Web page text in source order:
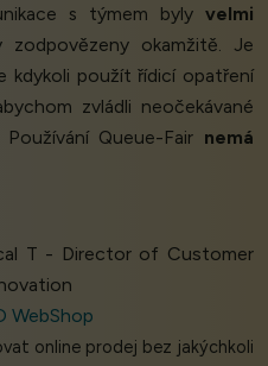
s týmem byly velmi
okamžitě. Je
kdykoli použít řídicí opatření
zvládli neočekávané
Queue-Fair nemá
T - Director of Customer
WebShop
online prodej bez jakýchkoli